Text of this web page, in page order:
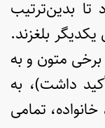
تا بدین‌ترتیب
بلغزند.
متون و به
داشت)، به
تمامی